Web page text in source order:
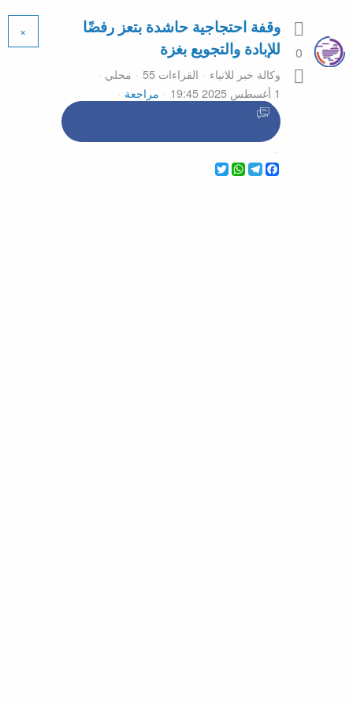
0
وقفة احتجاجية حاشدة بتعز رفضًا
للإبادة والتجويع بغزة
وكالة خبر للانباء القراءات 55
محلي
1 أغسطس 2025 19:45
مراجعة
Twitter
WhatsApp
Telegram
Facebook
×